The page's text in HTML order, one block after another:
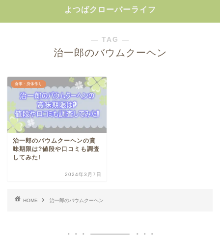
よつばクローバーライフ
― TAG ―
治一郎のバウムクーヘン
食事・身体作り
治一郎のバウムクーヘンの賞
味期限は?値段や口コミも調査
してみた!
2024年3月7日
HOME 治一郎のバウムクーヘン